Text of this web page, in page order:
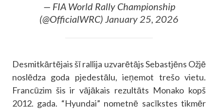
— FIA World Rally Championship
(@OfficialWRC) January 25, 2026
Desmitkārtējais šī rallija uzvarētājs Sebastjēns Ožjē
noslēdza goda pjedestālu, ieņemot trešo vietu.
Francūzim šis ir vājākais rezultāts Monako kopš
2012. gada. “Hyundai” nometnē sacīkstes tikmēr